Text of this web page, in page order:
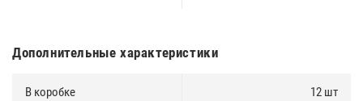
Дополнительные характеристики
В коробке 12 шт